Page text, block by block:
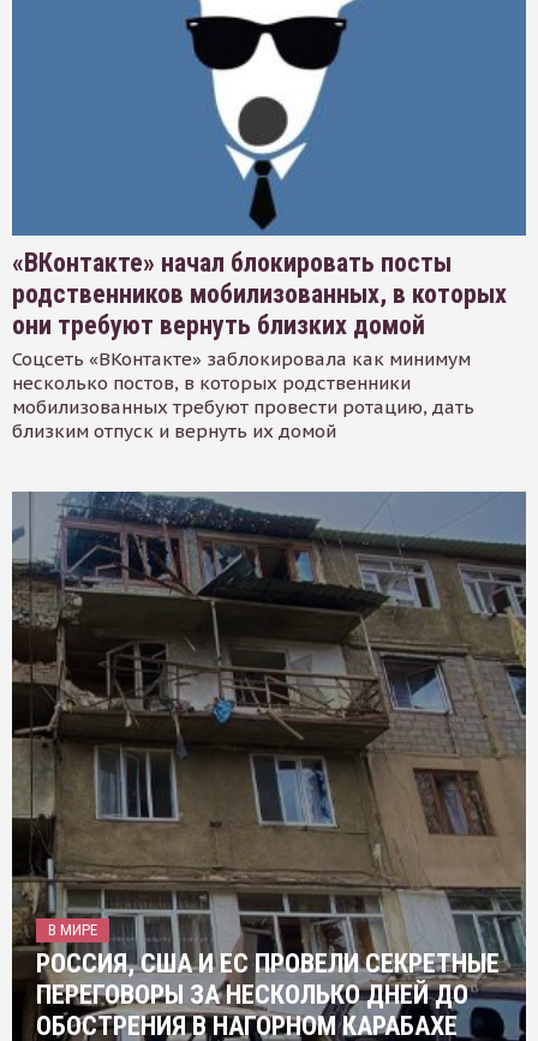
«ВКонтакте» начал блокировать посты
родственников мобилизованных, в которых
они требуют вернуть близких домой
Соцсеть «ВКонтакте» заблокировала как минимум
несколько постов, в которых родственники
мобилизованных требуют провести ротацию, дать
близким отпуск и вернуть их домой
В МИРЕ
РОССИЯ, США И ЕС ПРОВЕЛИ СЕКРЕТНЫЕ
ПЕРЕГОВОРЫ ЗА НЕСКОЛЬКО ДНЕЙ ДО
ОБОСТРЕНИЯ В НАГОРНОМ КАРАБАХЕ